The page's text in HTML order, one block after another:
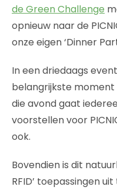
de Green Challenge
opnieuw naar de
onze eigen ‘Dinner
In een driedaags
belangrijkste
die avond gaat
voorstellen voor
ook.
Bovendien is dit
RFID’ toepassingen